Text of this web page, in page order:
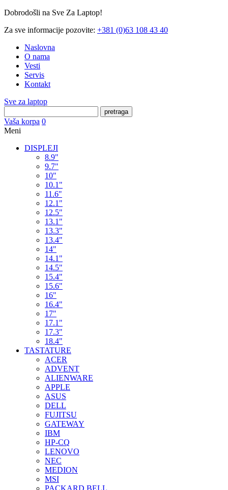
Dobrodošli na Sve Za Laptop!
Za sve informacije pozovite: +381 (0)63 108 43 40
Naslovna
O nama
Vesti
Servis
Kontakt
Sve za laptop
pretraga
Vaša korpa 0
Meni
DISPLEJI
8.9"
9.7"
10"
10.1"
11.6"
12.1"
12.5"
13.1"
13.3"
13.4"
14"
14.1"
14.5"
15.4"
15.6"
16"
16.4"
17"
17.1"
17.3"
18.4"
TASTATURE
ACER
ADVENT
ALIENWARE
APPLE
ASUS
DELL
FUJITSU
GATEWAY
IBM
HP-CQ
LENOVO
NEC
MEDION
MSI
PACKARD BELL